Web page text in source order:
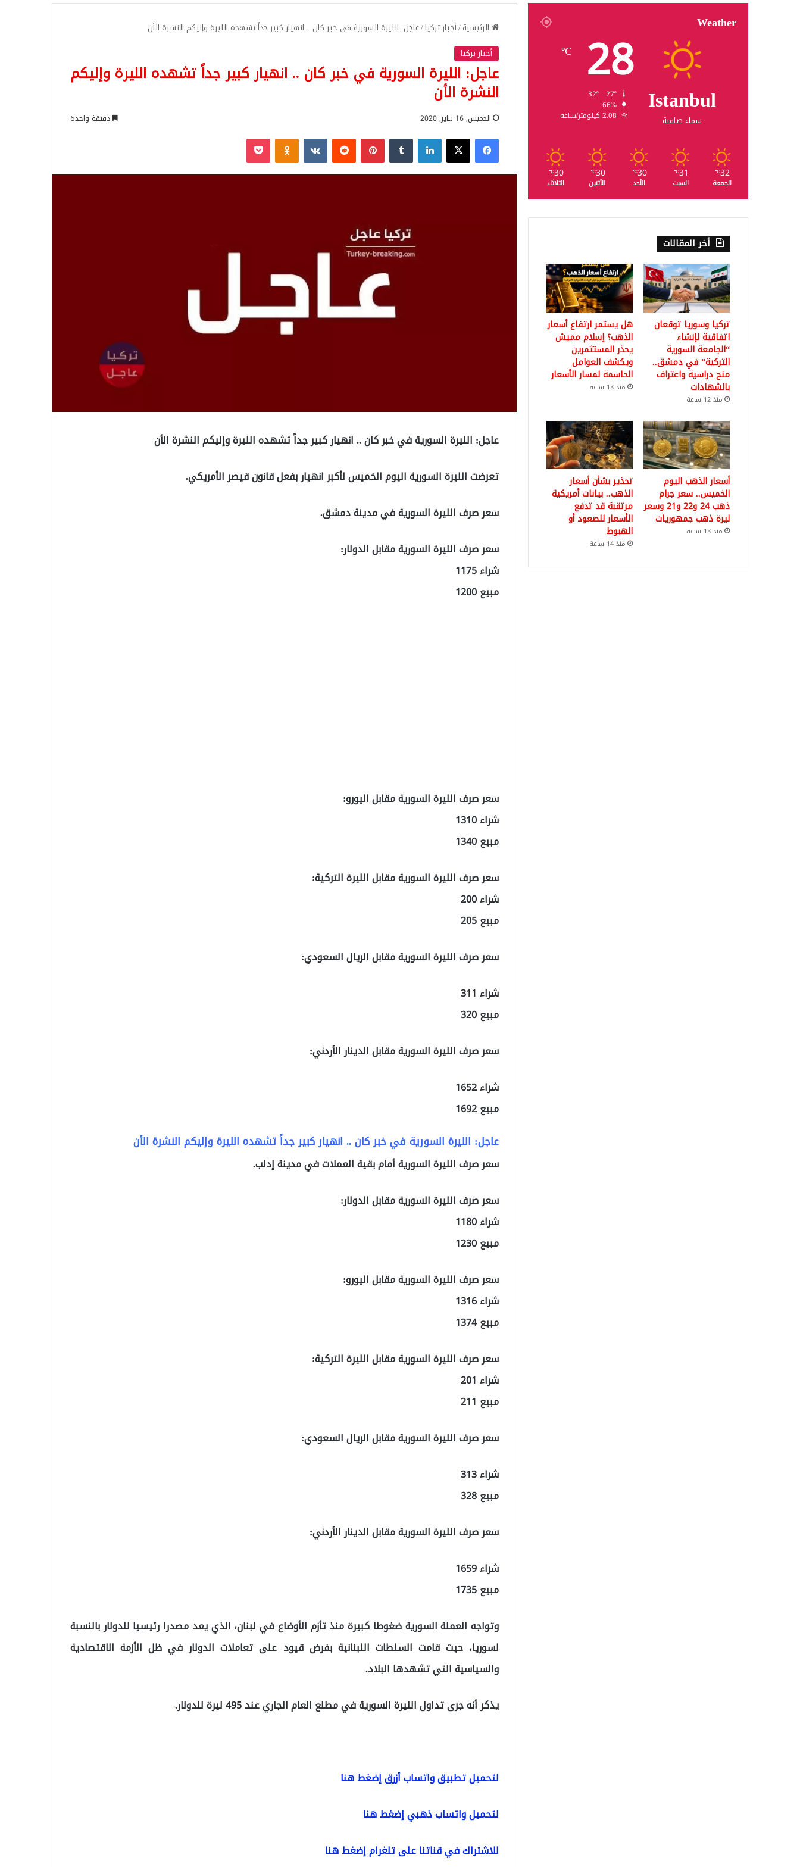
الرئيسية/أخبار تركيا/عاجل: الليرة السورية في خبر كان .. انهيار كبير جداً تشهده الليرة وإليكم النشرة الأن
أخبار تركيا
عاجل: الليرة السورية في خبر كان .. انهيار كبير جداً تشهده الليرة وإليكم
النشرة الأن
الخميس, 16 يناير, 2020 دقيقة واحدة
فيسبوك‫X لينكدإن بينتيريست Odnoklassniki
‫Pocket
عاجل: الليرة السورية في خبر كان .. انهيار كبير جداً تشهده الليرة وإليكم النشرة الأن
تعرضت الليرة السورية اليوم الخميس لأكبر انهيار بفعل قانون قيصر الأمريكي.
سعر صرف الليرة السورية في مدينة دمشق.
سعر صرف الليرة السورية مقابل الدولار:
شراء 1175
مبيع 1200
سعر صرف الليرة السورية مقابل اليورو:
شراء 1310
مبيع 1340
سعر صرف الليرة السورية مقابل الليرة التركية:
شراء 200
مبيع 205
سعر صرف الليرة السورية مقابل الريال السعودي:
شراء 311
مبيع 320
سعر صرف الليرة السورية مقابل الدينار الأردني:
شراء 1652
مبيع 1692
عاجل: الليرة السورية في خبر كان .. انهيار كبير جداً تشهده الليرة وإليكم النشرة الأن
سعر صرف الليرة السورية أمام بقية العملات في مدينة إدلب.
سعر صرف الليرة السورية مقابل الدولار:
شراء 1180
مبيع 1230
سعر صرف الليرة السورية مقابل اليورو:
شراء 1316
مبيع 1374
سعر صرف الليرة السورية مقابل الليرة التركية:
شراء 201
مبيع 211
سعر صرف الليرة السورية مقابل الريال السعودي:
شراء 313
مبيع 328
سعر صرف الليرة السورية مقابل الدينار الأردني:
شراء 1659
مبيع 1735
وتواجه العملة السورية ضغوطا كبيرة منذ تأزم الأوضاع في لبنان، الذي يعد مصدرا رئيسيا للدولار بالنسبة
لسوريا، حيث قامت السلطات اللبنانية بفرض قيود على تعاملات الدولار في ظل الأزمة الاقتصادية
والسياسية التي تشهدها البلاد.
يذكر أنه جرى تداول الليرة السورية في مطلع العام الجاري عند 495 ليرة للدولار.
لتحميل تطبيق واتساب أزرق إضغط هنا
لتحميل واتساب ذهبي إضغط هنا
للاشتراك في قناتنا على تلغرام إضغط هنا
Weather
Istanbul
سماء صافية
28
℃
66%
2.08 كيلومتر/ساعة
32
℃
الجمعة
31
℃
السبت
30
℃
الأحد
30
℃
الأثنين
30
℃
الثلاثاء
أخر المقالات
تركيا وسوريا توقعان
اتفاقية لإنشاء
“الجامعة السورية
التركية” في دمشق..
منح دراسية واعتراف
بالشهادات
منذ 12 ساعة
هل يستمر ارتفاع أسعار
الذهب؟ إسلام مميش
يحذر المستثمرين
ويكشف العوامل
الحاسمة لمسار الأسعار
منذ 13 ساعة
أسعار الذهب اليوم
الخميس.. سعر جرام
ذهب 24 و22 و21 وسعر
ليرة ذهب جمهوريات
منذ 13 ساعة
تحذير بشأن أسعار
الذهب.. بيانات أمريكية
مرتقبة قد تدفع
الأسعار للصعود أو
الهبوط
منذ 14 ساعة